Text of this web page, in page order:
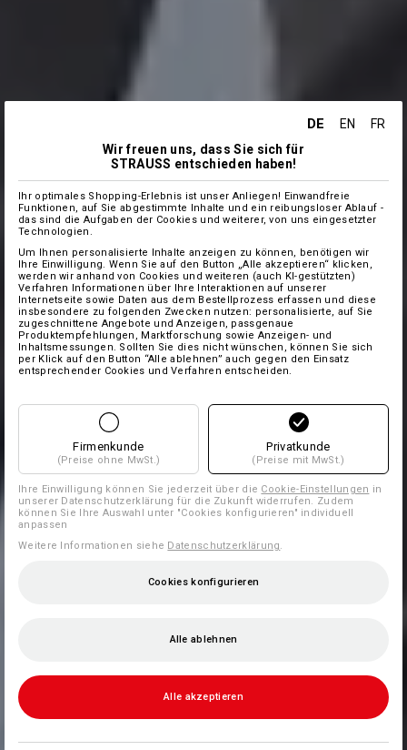
DE EN
FR
Wir freuen uns, dass Sie sich für
STRAUSS entschieden haben!
Ihr optimales Shopping-Erlebnis ist unser Anliegen! Einwandfreie
Funktionen, auf Sie abgestimmte Inhalte und ein reibungsloser Ablauf -
das sind die Aufgaben der Cookies und weiterer, von uns eingesetzter
Technologien.
Um Ihnen personalisierte Inhalte anzeigen zu können, benötigen wir
Ihre Einwilligung. Wenn Sie auf den Button „Alle akzeptieren“ klicken,
werden wir anhand von Cookies und weiteren (auch KI-gestützten)
Verfahren Informationen über Ihre Interaktionen auf unserer
Internetseite sowie Daten aus dem Bestellprozess erfassen und diese
insbesondere zu folgenden Zwecken nutzen: personalisierte, auf Sie
zugeschnittene Angebote und Anzeigen, passgenaue
Produktempfehlungen, Marktforschung sowie Anzeigen- und
Inhaltsmessungen. Sollten Sie dies nicht wünschen, können Sie sich
per Klick auf den Button “Alle ablehnen” auch gegen den Einsatz
entsprechender Cookies und Verfahren entscheiden.
Firmenkunde
(Preise ohne MwSt.)
Privatkunde
(Preise mit MwSt.)
Ihre Einwilligung können Sie jederzeit über die Cookie-Einstellungen in
unserer Datenschutzerklärung für die Zukunft widerrufen. Zudem
können Sie Ihre Auswahl unter "Cookies konfigurieren" individuell
anpassen
Weitere Informationen siehe Datenschutzerklärung
Cookies konfigurieren
Alle ablehnen
Alle akzeptieren